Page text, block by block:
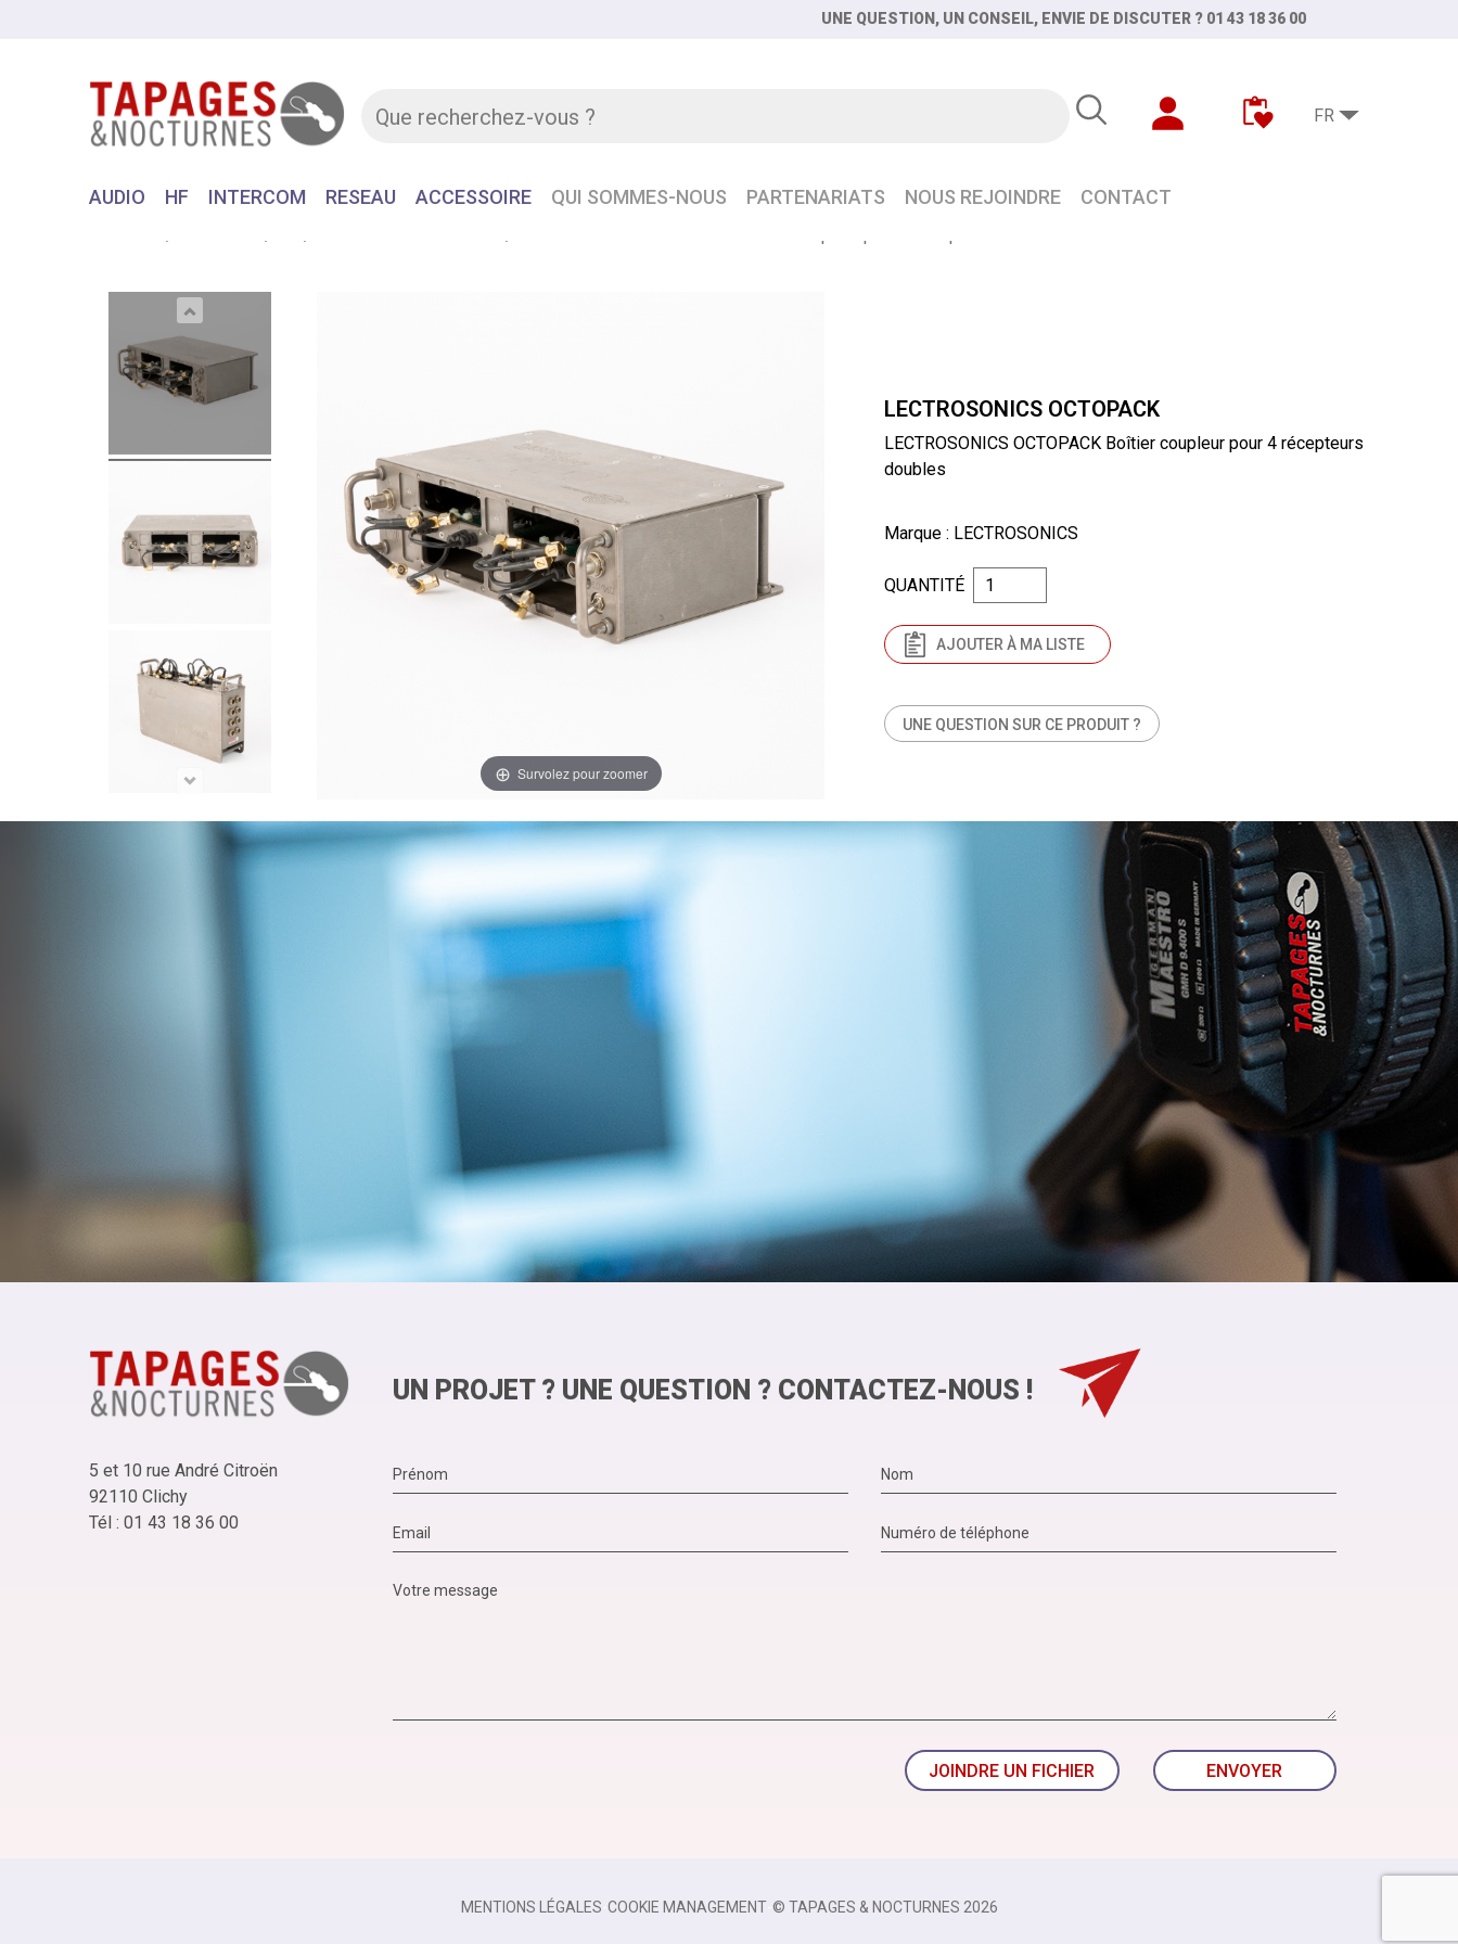
UNE QUESTION, UN CONSEIL, ENVIE DE DISCUTER ? 01 43 18 36 00
FR
AUDIO HF INTERCOM RESEAU ACCESSOIRE QUI SOMMES-NOUS PARTENARIATS NOUS REJOINDRE CONTACT
Survolez pour zoomer
LECTROSONICS OCTOPACK
LECTROSONICS OCTOPACK Boîtier coupleur pour 4 récepteurs
doubles
Marque : LECTROSONICS
UNE QUESTION SUR CE PRODUIT ?
QUANTITÉ
AJOUTER À MA LISTE
5 et 10 rue André Citroën
92110 Clichy
Tél : 01 43 18 36 00
UN PROJET ? UNE QUESTION ? CONTACTEZ-NOUS !
JOINDRE UN FICHIER ENVOYER
MENTIONS LÉGALES COOKIE MANAGEMENT- © TAPAGES & NOCTURNES 2026